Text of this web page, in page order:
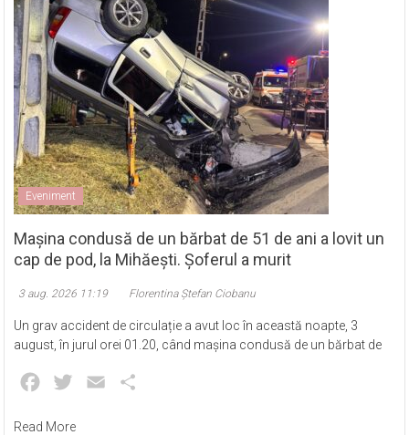
Eveniment
Mașina condusă de un bărbat de 51 de ani a lovit un
cap de pod, la Mihăești. Șoferul a murit
3 aug. 2026 11:19 Florentina Ștefan Ciobanu
Un grav accident de circulație a avut loc în această noapte, 3
august, în jurul orei 01.20, când mașina condusă de un bărbat de
Facebook
Twitter Email
Read More